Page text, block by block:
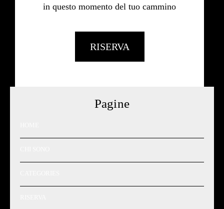
in questo momento del tuo cammino
RISERVA
Pagine